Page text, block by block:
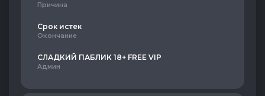
Причина
Срок истек
Окончание
СЛАДКИЙ ПАБЛИК 18+ FREE VIP
Админ